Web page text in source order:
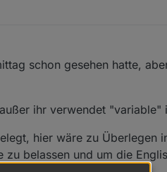
schon gesehen hatte,
ihr verwendet "variable"
hier wäre zu Überlegen
belassen und um die